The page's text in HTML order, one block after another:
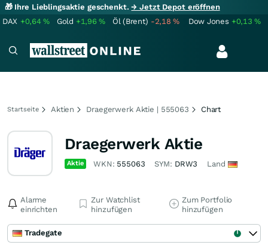
🎁 Ihre Lieblingsaktie geschenkt.→ Jetzt Depot eröffnen
DAX +0,64% Gold +1,96% Öl (Brent) -2,18% Dow Jones +0,13%
Startseite Aktien Draegerwerk Aktie | 555063 Chart
Draegerwerk Aktie
Aktie WKN: 555063 SYM: DRW3 Land
Alarme
einrichten
Zur Watchlist
hinzufügen
Zum Portfolio
hinzufügen
Tradegate